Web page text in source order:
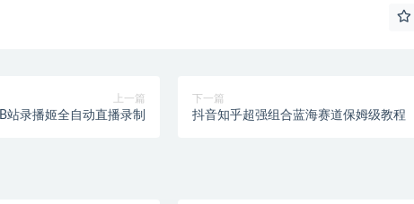
上一篇
B站录播姬全自动直播录制
下一篇
抖音知乎超强组合蓝海赛道保姆级教程